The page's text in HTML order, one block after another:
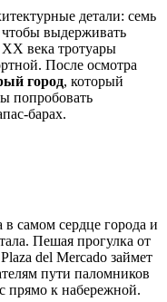
детали: семь
чтобы выдерживать
века тротуары
После осмотра
город, который
попробовать
барах.
самом сердце города и
Пешая прогулка от
del Mercado займет
пути паломников
прямо к набережной.